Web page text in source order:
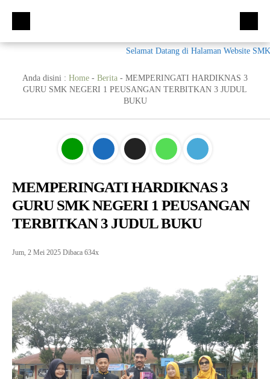
Kompetensi Keahlian
Tata Busana (TB)
Bisnis Daring dan Pemasaran (BDB)
Otomatisasi dan Tata Kelola Perkantoran (OTKP)
Ekskul
Video
Kumpulan Soal
Materi Pemograman Dasar
Sistem Komputer
Dasar Desain Grafis
Desain Media Interaktif
Bisnis Daring dan Pemasaran
Humas
Selamat Datang di Halaman Website SMK
Anda disini : Home - Berita - MEMPERINGATI HARDIKNAS 3
GURU SMK NEGERI 1 PEUSANGAN TERBITKAN 3 JUDUL
BUKU
MEMPERINGATI HARDIKNAS 3
GURU SMK NEGERI 1 PEUSANGAN
TERBITKAN 3 JUDUL BUKU
Jum, 2 Mei 2025 Dibaca 634x